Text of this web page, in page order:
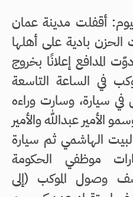
أقفلت مدينة عمان
الحزن بادية على أهلها
المدافع إعلانًا بخروج
في الساعة التاسعة
سيارة، وسارت وراءه
الأمير عبدالله والأمير
الهاشمي ثم سيارة
موظفي الحكومة
وصول الموكب (إلى